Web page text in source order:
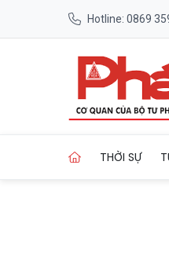
Hotline: 0869
THỜI SỰ